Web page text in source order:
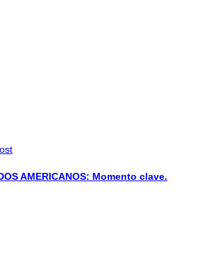
AMERICANOS: Momento clave.